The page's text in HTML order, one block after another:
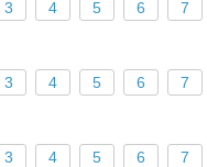
3 4 5 6 7
3 4 5 6 7
3 4 5 6 7